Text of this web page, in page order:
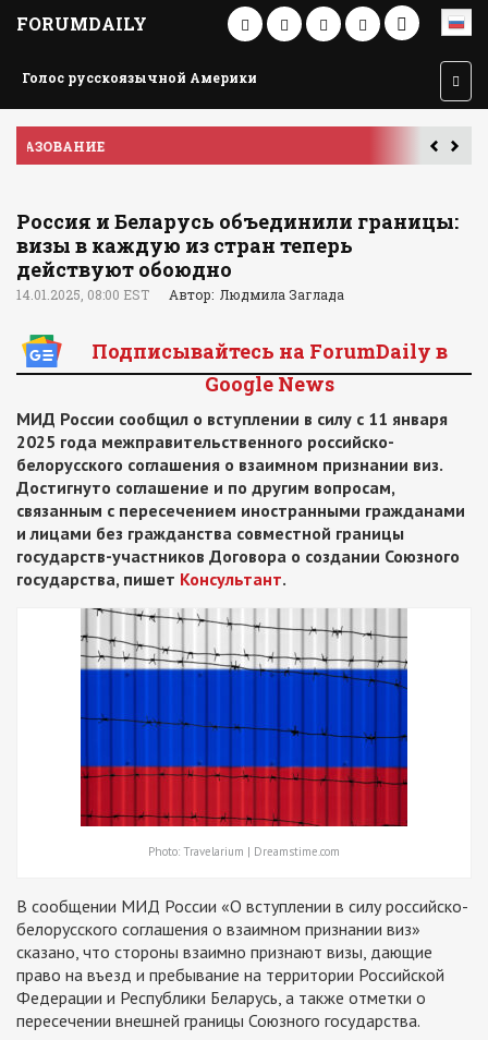
FORUMDAILY
Голос русскоязычной Америки
ПУТЕШЕСТВИЕ ПО АМЕРИКЕ
Россия и Беларусь объединили границы:
визы в каждую из стран теперь
действуют обоюдно
14.01.2025, 08:00 EST Автор: Людмила Заглада
Подписывайтесь на ForumDaily в
Google News
МИД России сообщил о вступлении в силу с 11 января
2025 года межправительственного российско-
белорусского соглашения о взаимном признании виз.
Достигнуто соглашение и по другим вопросам,
связанным с пересечением иностранными гражданами
и лицами без гражданства совместной границы
государств-участников Договора о создании Союзного
государства, пишет Консультант.
Photo: Travelarium | Dreamstime.com
В сообщении МИД России «О вступлении в силу российско-
белорусского соглашения о взаимном признании виз»
сказано, что стороны взаимно признают визы, дающие
право на въезд и пребывание на территории Российской
Федерации и Республики Беларусь, а также отметки о
пересечении внешней границы Союзного государства.